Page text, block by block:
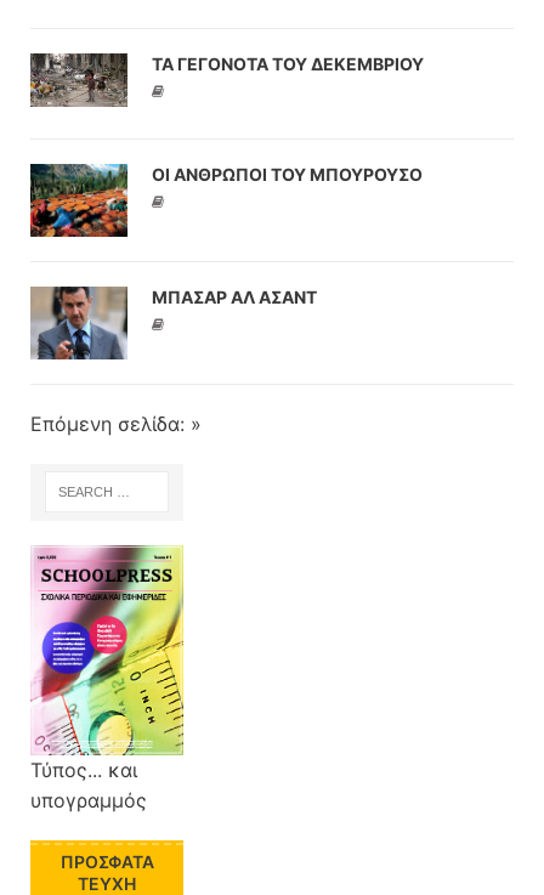
ΤΑ ΓΕΓΟΝΟΤΑ ΤΟΥ ΔΕΚΕΜΒΡΙΟΥ
ΟΙ ΑΝΘΡΩΠΟΙ ΤΟΥ ΜΠΟΥΡΟΥΣΟ
ΜΠΑΣΑΡ ΑΛ ΑΣΑΝΤ
Επόμενη σελίδα: »
Τύπος... και
υπογραμμός
ΠΡΌΣΦΑΤΑ
ΤΕΎΧΗ